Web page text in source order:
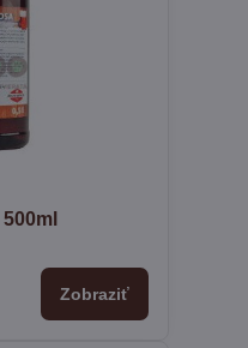
Zobraziť